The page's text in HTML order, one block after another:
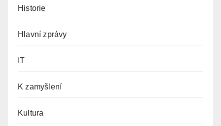
Historie
Hlavní zprávy
IT
K zamyšlení
Kultura